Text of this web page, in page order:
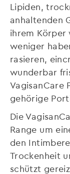
Lipiden,
anhaltenden
ihrem Körper
weniger
rasieren,
wunderbar
VagisanCare
gehörige
Die
Range um
den
Trockenheit
schützt